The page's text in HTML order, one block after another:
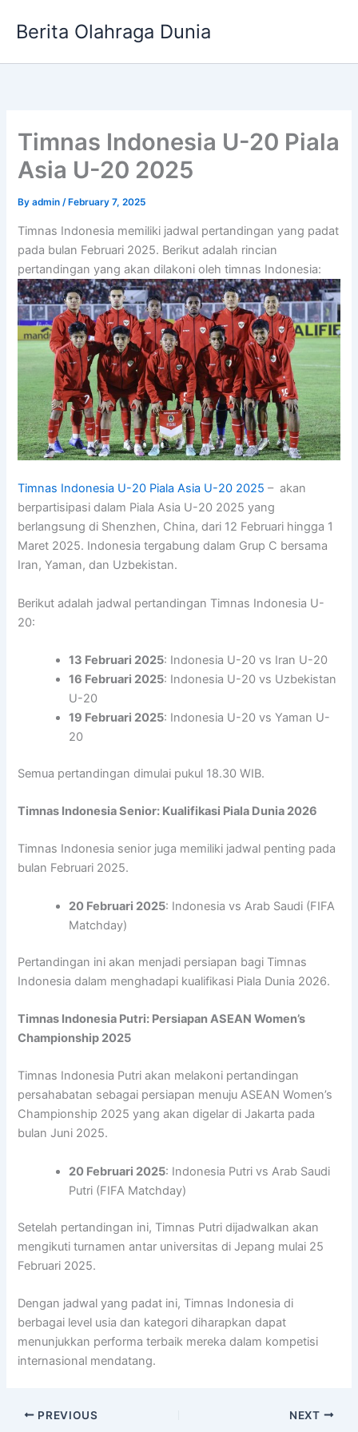
Berita Olahraga Dunia
Timnas Indonesia U-20 Piala
Asia U-20 2025
Byadmin/ February 7, 2025
Timnas Indonesia memiliki jadwal pertandingan yang padat
pada bulan Februari 2025. Berikut adalah rincian
pertandingan yang akan dilakoni oleh timnas Indonesia:
Timnas Indonesia U-20 Piala Asia U-20 2025 – akan
berpartisipasi dalam Piala Asia U-20 2025 yang
berlangsung di Shenzhen, China, dari 12 Februari hingga 1
Maret 2025. Indonesia tergabung dalam Grup C bersama
Iran, Yaman, dan Uzbekistan.
Berikut adalah jadwal pertandingan Timnas Indonesia U-
20:
13 Februari 2025: Indonesia U-20 vs Iran U-20
16 Februari 2025: Indonesia U-20 vs Uzbekistan
U-20
19 Februari 2025: Indonesia U-20 vs Yaman U-
20
Semua pertandingan dimulai pukul 18.30 WIB.
Timnas Indonesia Senior: Kualifikasi Piala Dunia 2026
Timnas Indonesia senior juga memiliki jadwal penting pada
bulan Februari 2025.
20 Februari 2025: Indonesia vs Arab Saudi (FIFA
Matchday)
Pertandingan ini akan menjadi persiapan bagi Timnas
Indonesia dalam menghadapi kualifikasi Piala Dunia 2026.
Timnas Indonesia Putri: Persiapan ASEAN Women’s
Championship 2025
Timnas Indonesia Putri akan melakoni pertandingan
persahabatan sebagai persiapan menuju ASEAN Women’s
Championship 2025 yang akan digelar di Jakarta pada
bulan Juni 2025.
20 Februari 2025: Indonesia Putri vs Arab Saudi
Putri (FIFA Matchday)
Setelah pertandingan ini, Timnas Putri dijadwalkan akan
mengikuti turnamen antar universitas di Jepang mulai 25
Februari 2025.
Dengan jadwal yang padat ini, Timnas Indonesia di
berbagai level usia dan kategori diharapkan dapat
menunjukkan performa terbaik mereka dalam kompetisi
internasional mendatang.
PREVIOUS NEXT